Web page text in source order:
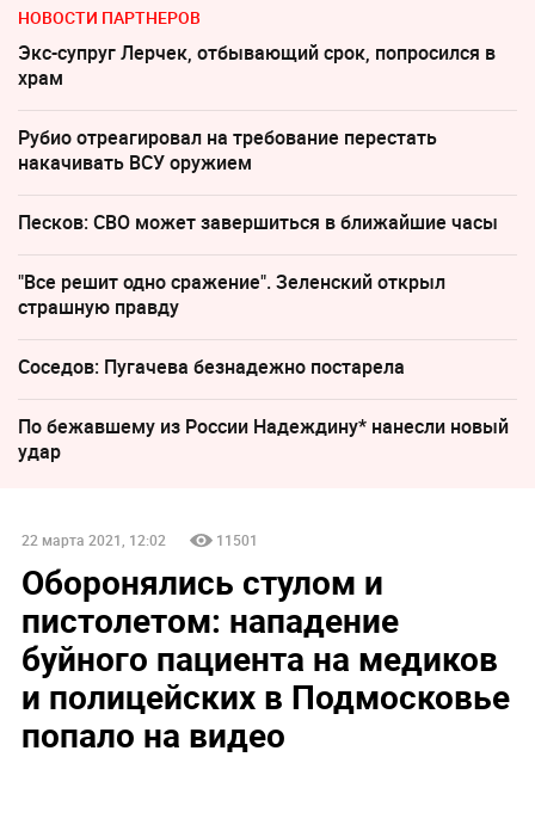
НОВОСТИ ПАРТНЕРОВ
Экс-супруг Лерчек, отбывающий срок, попросился в
храм
Рубио отреагировал на требование перестать
накачивать ВСУ оружием
Песков: СВО может завершиться в ближайшие часы
"Все решит одно сражение". Зеленский открыл
страшную правду
Соседов: Пугачева безнадежно постарела
По бежавшему из России Надеждину* нанесли новый
удар
22 марта 2021, 12:02 11501
Оборонялись стулом и
пистолетом: нападение
буйного пациента на медиков
и полицейских в Подмосковье
попало на видео